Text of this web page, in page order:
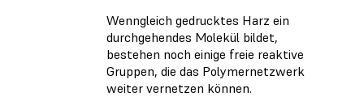
Wenngleich gedrucktes Harz ein
durchgehendes Molekül bildet,
bestehen noch einige freie reaktive
Gruppen, die das Polymernetzwerk
weiter vernetzen können.